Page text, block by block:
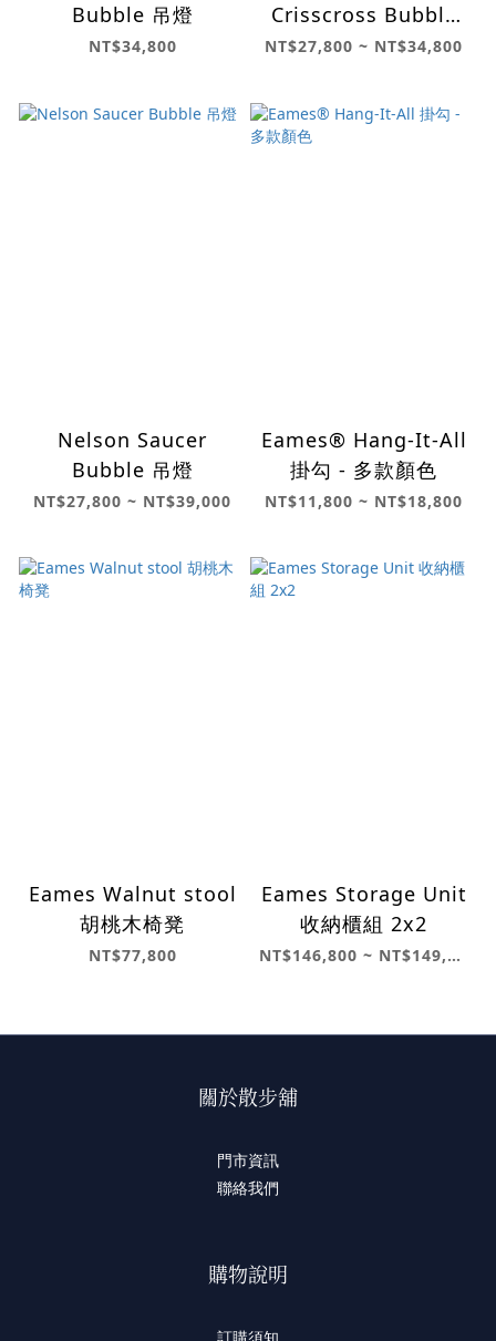
Bubble 吊燈
NT$34,800
Crisscross Bubble
吊燈
NT$27,800 ~ NT$34,800
Nelson Saucer
Bubble 吊燈
NT$27,800 ~ NT$39,000
Eames® Hang-It-All
掛勾 - 多款顏色
NT$11,800 ~ NT$18,800
Eames Walnut stool
胡桃木椅凳
NT$77,800
Eames Storage Unit
收納櫃組 2x2
NT$146,800 ~ NT$149,800
關於散步舖
門市資訊
聯絡我們
購物說明